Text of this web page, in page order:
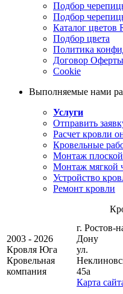
Подбор
Подбор
Каталог цветов
Подбор цвета
Политика
Договор Оферты
Cookie
Выполняемые нами
Услуги
Отправить
Расчет кровли
Кровельные
Монтаж
Монтаж мягкой
Устройство
Ремонт кровли
2003 - 2026
Кровля Юга
Кровельная
компания
г. Ростов-
Дону
ул.
45a
Карта